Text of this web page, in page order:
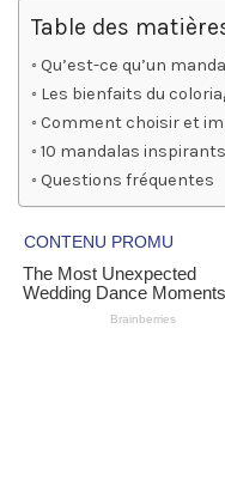
Table des
Qu’est-ce qu’un
Les bienfaits du
Comment choisir et
10 mandalas
Questions fréquentes